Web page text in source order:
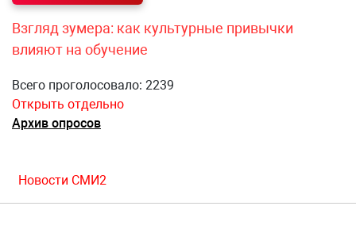
Взгляд зумера: как культурные привычки
влияют на обучение
Всего проголосовало: 2239
Открыть отдельно
Архив опросов
Новости СМИ2